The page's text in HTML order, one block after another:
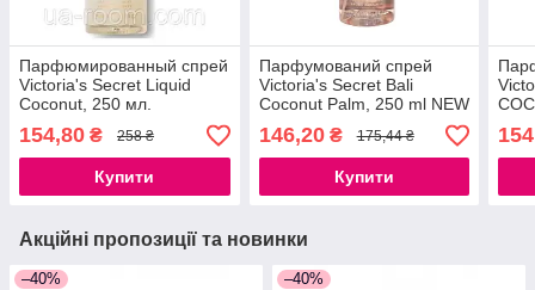
Парфюмированный спрей
Victoria's Secret Liquid
Coconut, 250 мл.
154,80 ₴ 258 ₴
Купити
Парфумований спрей
Victoria's Secret Bali
Coconut Palm, 250 ml NEW
146,20₴ 175,44 ₴
Купити
Акційні пропозиції та новинки
–40% –40%